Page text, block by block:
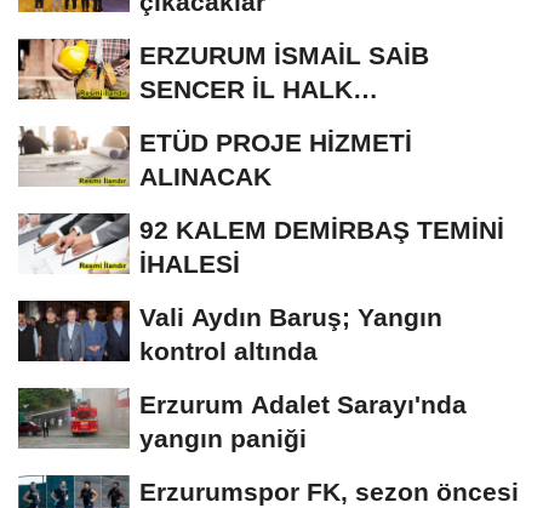
ERZURUM İSMAİL SAİB
SENCER İL HALK
KÜTÜPHANESİ BAKIM VE
ONARIM...
ETÜD PROJE HİZMETİ
ALINACAK
92 KALEM DEMİRBAŞ TEMİNİ
İHALESİ
Vali Aydın Baruş; Yangın
kontrol altında
Erzurum Adalet Sarayı'nda
yangın paniği
Erzurumspor FK, sezon öncesi